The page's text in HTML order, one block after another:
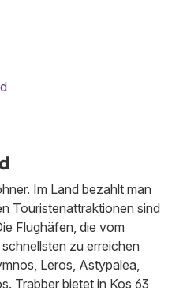
Im Land bezahlt man
Touristenattraktionen sind
Flughäfen, die vom
zu erreichen
Leros, Astypalea,
Trabber bietet in Kos 63